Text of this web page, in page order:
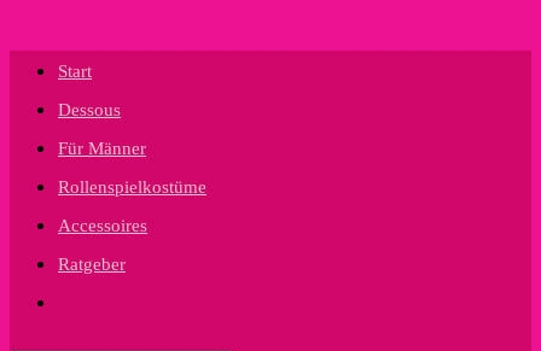
Start
Dessous
Für Männer
Rollenspielkostüme
Accessoires
Ratgeber